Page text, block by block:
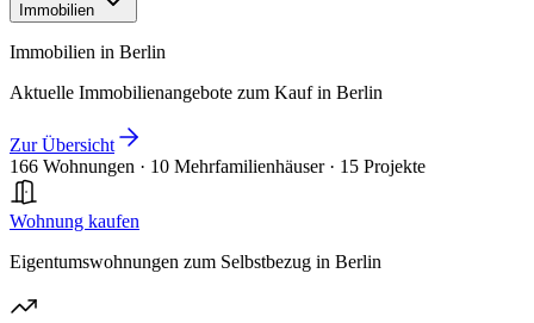
Immobilien
Immobilien in Berlin
Aktuelle Immobilienangebote zum Kauf in Berlin
Zur Übersicht
166 Wohnungen · 10 Mehrfamilienhäuser · 15 Projekte
Wohnung kaufen
Eigentumswohnungen zum Selbstbezug in Berlin